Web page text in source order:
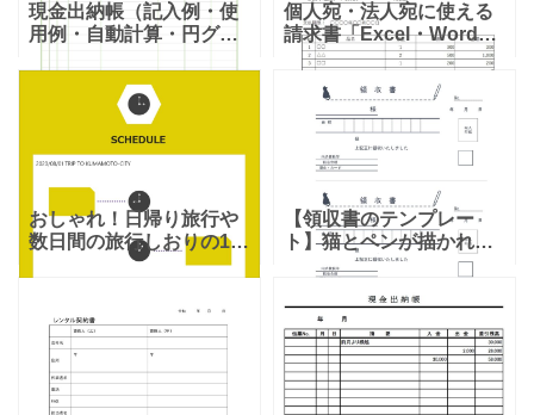
現金出納帳（記入例・使
用例・自動計算・円グラ
理が可能なテンプレート
となります。ワードで記
入が出来る素材とJPG・
PDFで手書き対応となり
ま
個人宛・法人宛に使える
請求書「Excel・Word・
PDF」シンプルなフォー
マットとなります。個人
事業主や法人で請求書を
作成、送付する場合に利
用出来るシンプルな
おしゃれ！日帰り旅行や
数日間の旅行しおりの1ペ
ージに使える！旅行スケ
となります。ダウンロー
ドするとZIPにエクセル・
ワードはテキスト編集が
【領収書のテンプレー
ト】猫とペンが描かれ
た、シンプルでかわいい
ットを入れたかわいい領
収書です。A4用紙に3枚
分の領収書が作れます。
ビジネス